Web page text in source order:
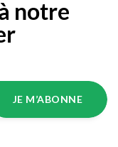
notre
JE M’ABONNE